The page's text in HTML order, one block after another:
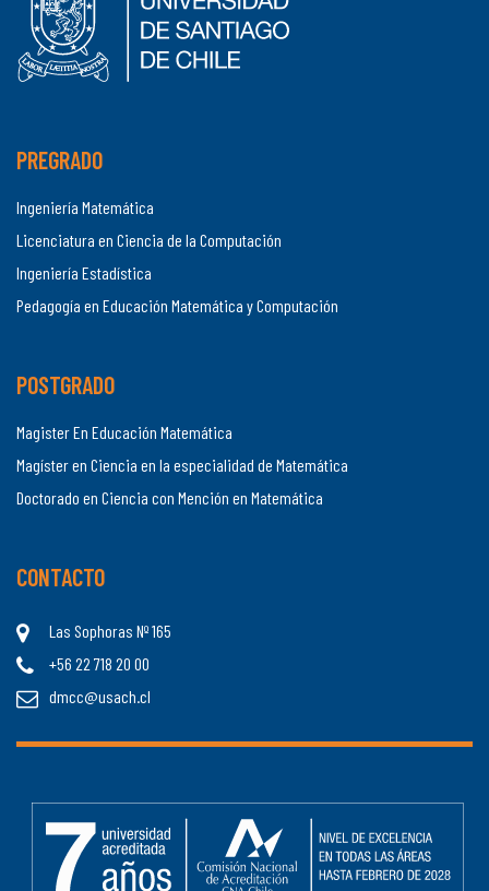
PREGRADO
Ingeniería Matemática
Licenciatura en Ciencia de la Computación
Ingeniería Estadística
Pedagogía en Educación Matemática y Computación
POSTGRADO
Magister En Educación Matemática
Magíster en Ciencia en la especialidad de Matemática
Doctorado en Ciencia con Mención en Matemática
CONTACTO
Las Sophoras Nº 165
+56 22 718 20 00
dmcc@usach.cl